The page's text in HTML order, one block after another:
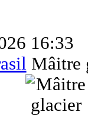
16:33
Mâitre